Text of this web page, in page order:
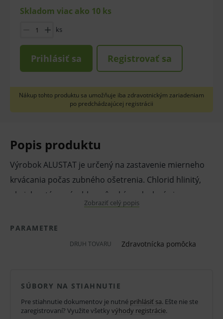
Skladom viac ako 10 ks
ks
Prihlásiť sa Registrovať sa
Nákup tohto produktu sa umožňuje iba zdravotnickým zariadeniam
po predchádzajúcej registrácii
Popis produktu
Výrobok ALUSTAT je určený na zastavenie mierneho
krvácania počas zubného ošetrenia. Chlorid hlinitý,
obsiahnutý vo výrobku, pôsobí na drobné cievy
väzokonstrikčne, čím zmenšuje opuch a zmierňuje
krvácanie.
Impregnujte vatový tampón prípravkom ALUSTAT
jemne votrite priamo do krvácajúcej oblasti,
Zobraziť celý popis
PARAMETRE
DRUH TOVARU Zdravotnícka pomôcka
SÚBORY NA STIAHNUTIE
Pre stiahnutie dokumentov je nutné prihlásiť sa. Ešte nie ste
zaregistrovaní? Využite všetky výhody registrácie.